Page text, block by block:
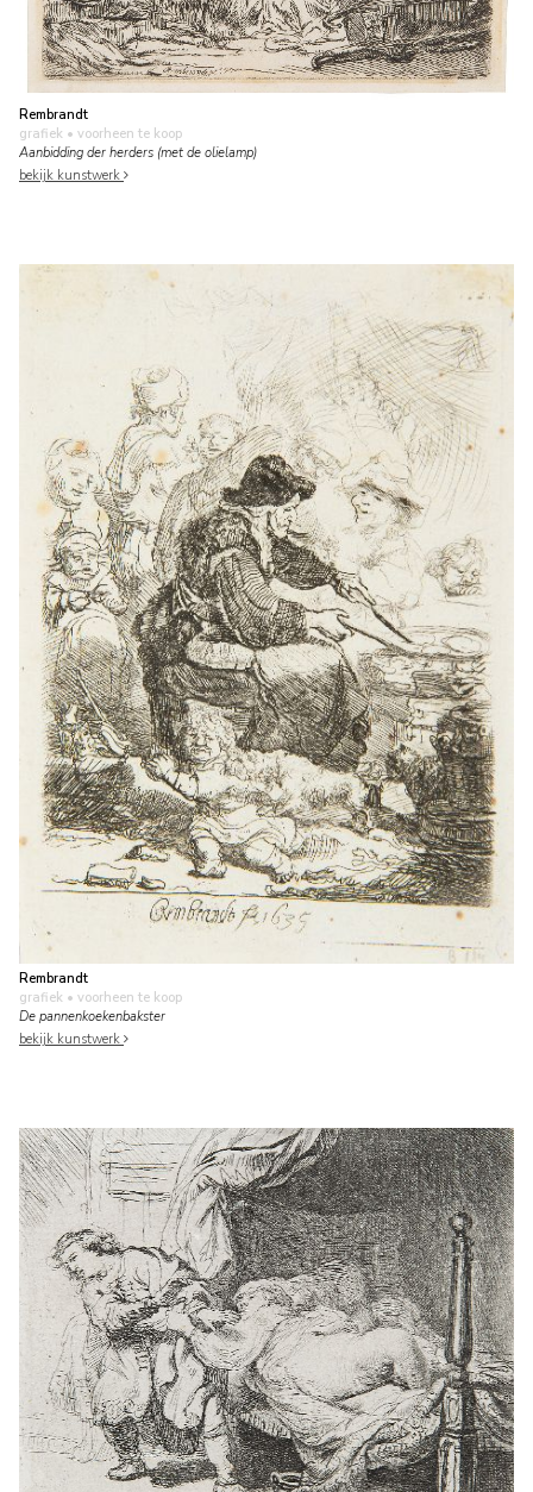
Rembrandt
grafiek • voorheen te koop
Aanbidding der herders (met de olielamp)
bekijk kunstwerk
Rembrandt
grafiek • voorheen te koop
De pannenkoekenbakster
bekijk kunstwerk